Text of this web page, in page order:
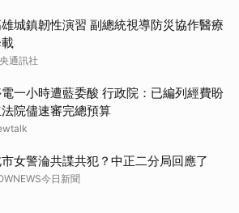
城鎮韌性演習 副總統視導防災協作醫療
通訊社
一小時遭藍委酸 行政院：已編列經費盼
院儘速審完總預算
女警淪共諜共犯？中正二分局回應了
今日新聞